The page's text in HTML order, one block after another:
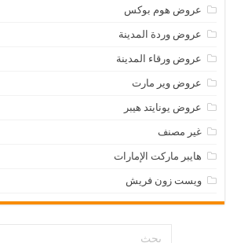
عروض هوم بوكس
عروض وردة المدينة
عروض ورقاء المدينة
عروض وير مارت
عروض يونايتد هيبر
غير مصنف
هايبر ماركت الإمارات
ويست زون فريش